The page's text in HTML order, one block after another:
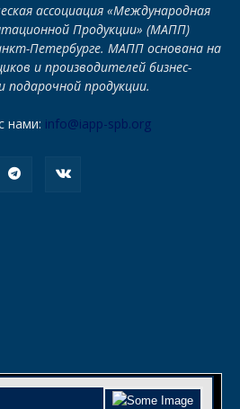
ассоциация «Международная
Продукции» (МАПП)
Петербурге. МАПП основана на
и производителей бизнес-
подарочной продукции.
нами: info@iapp-spb.org